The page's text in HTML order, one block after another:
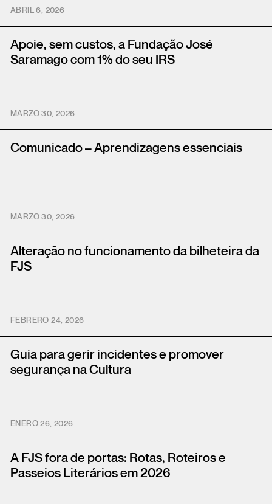
ABRIL 6, 2026
Apoie, sem custos, a Fundação José
Saramago com 1% do seu IRS
MARZO 30, 2026
Comunicado – Aprendizagens essenciais
MARZO 30, 2026
Alteração no funcionamento da bilheteira da
FJS
FEBRERO 24, 2026
Guia para gerir incidentes e promover
segurança na Cultura
ENERO 26, 2026
A FJS fora de portas: Rotas, Roteiros e
Passeios Literários em 2026